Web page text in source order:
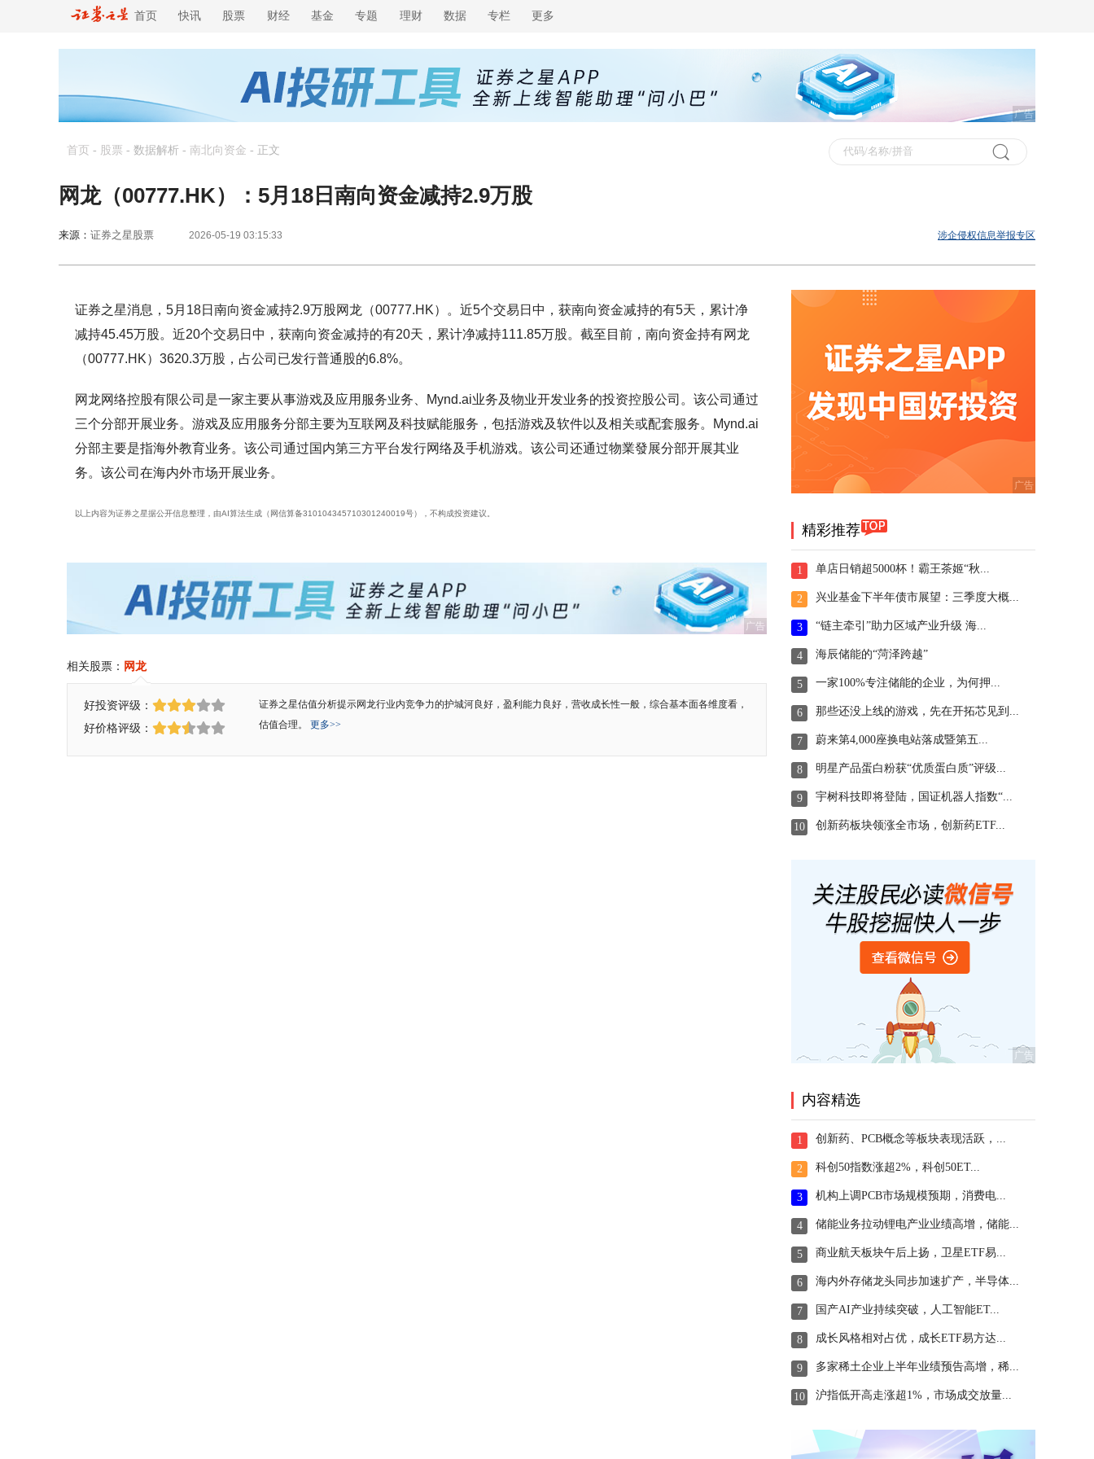
首页 快讯 股票 财经 基金 专题 理财 数据 专栏 更多
广告
首页 - 股票 - 数据解析 - 南北向资金 - 正文
网龙（00777.HK）：5月18日南向资金减持2.9万股
来源： 证券之星股票 2026-05-19 03:15:33 涉企侵权信息举报专区
证券之星消息，5月18日南向资金减持2.9万股网龙（00777.HK）。近5个交易日中，获南向资金减持的有5天，累计净
减持45.45万股。近20个交易日中，获南向资金减持的有20天，累计净减持111.85万股。截至目前，南向资金持有网龙
（00777.HK）3620.3万股，占公司已发行普通股的6.8%。
网龙网络控股有限公司是一家主要从事游戏及应用服务业务、Mynd.ai业务及物业开发业务的投资控股公司。该公司通过
三个分部开展业务。游戏及应用服务分部主要为互联网及科技赋能服务，包括游戏及软件以及相关或配套服务。Mynd.ai
分部主要是指海外教育业务。该公司通过国内第三方平台发行网络及手机游戏。该公司还通过物業發展分部开展其业
务。该公司在海内外市场开展业务。
以上内容为证券之星据公开信息整理，由AI算法生成（网信算备310104345710301240019号），不构成投资建议。
广告
相关股票： 网龙
好投资评级：
好价格评级：
证券之星估值分析提示网龙行业内竞争力的护城河良好，盈利能力良好，营收成长性一般，综合基本面各维度看，
估值合理。 更多>>
精彩推荐
1 单店日销超5000杯！霸王茶姬“秋...
2 兴业基金下半年债市展望：三季度大概...
3 “链主牵引”助力区域产业升级 海...
4 海辰储能的“菏泽跨越”
5 一家100%专注储能的企业，为何押...
6 那些还没上线的游戏，先在开拓芯见到...
7 蔚来第4,000座换电站落成暨第五...
8 明星产品蛋白粉获“优质蛋白质”评级...
9 宇树科技即将登陆，国证机器人指数“...
10 创新药板块领涨全市场，创新药ETF...
内容精选
1 创新药、PCB概念等板块表现活跃，...
2 科创50指数涨超2%，科创50ET...
3 机构上调PCB市场规模预期，消费电...
4 储能业务拉动锂电产业业绩高增，储能...
5 商业航天板块午后上扬，卫星ETF易...
6 海内外存储龙头同步加速扩产，半导体...
7 国产AI产业持续突破，人工智能ET...
8 成长风格相对占优，成长ETF易方达...
9 多家稀土企业上半年业绩预告高增，稀...
10 沪指低开高走涨超1%，市场成交放量...